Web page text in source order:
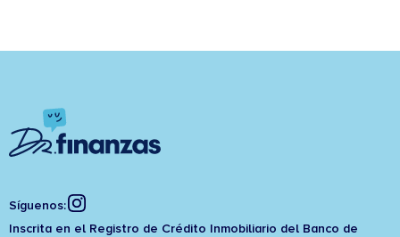
Síguenos:
Inscrita en el Registro de Crédito Inmobiliario del Banco de